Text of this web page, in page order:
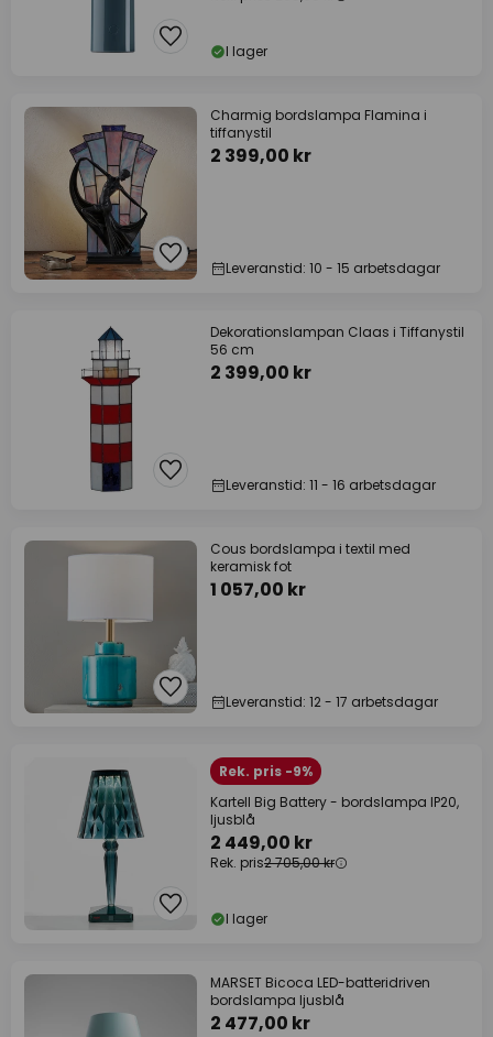
I lager
Charmig bordslampa Flamina i
tiffanystil
2 399,00 kr
Leveranstid: 10 - 15 arbetsdagar
Dekorationslampan Claas i Tiffanystil
56 cm
2 399,00 kr
Leveranstid: 11 - 16 arbetsdagar
Cous bordslampa i textil med
keramisk fot
1 057,00 kr
Leveranstid: 12 - 17 arbetsdagar
Rek. pris -9%
Kartell Big Battery - bordslampa IP20,
ljusblå
2 449,00 kr
Rek. pris2 705,00 kr
I lager
MARSET Bicoca LED-batteridriven
bordslampa ljusblå
2 477,00 kr